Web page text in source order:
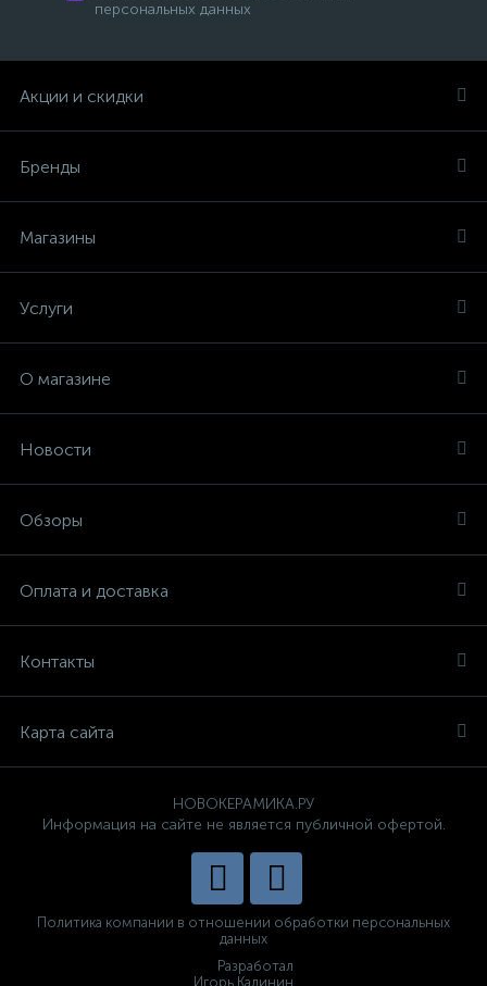
персональных данных
Акции и скидки
Бренды
Магазины
Услуги
О магазине
Новости
Обзоры
Оплата и доставка
Контакты
Карта сайта
НОВОКЕРАМИКА.РУ
Информация на сайте не является публичной офертой.
Политика компании в отношении обработки персональных
данных
Разработал
Игорь Калинин